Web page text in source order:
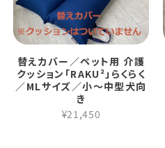
替えカバー／ペット用 介護
クッション「RAKU²」らくらく
／MLサイズ／小～中型犬向
き
¥21,450